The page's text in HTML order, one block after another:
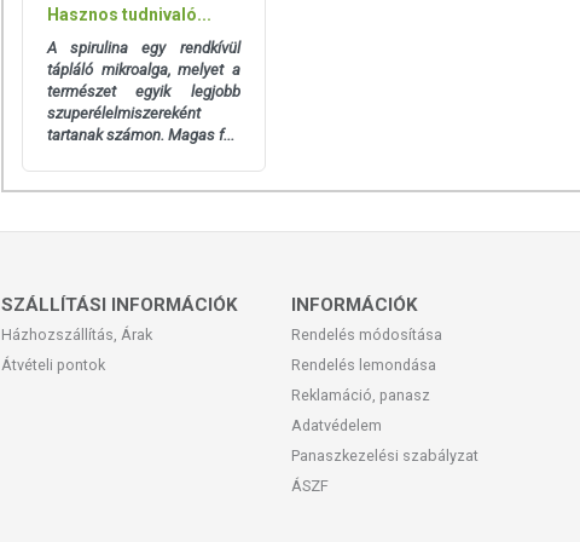
Hasznos tudnivaló...
A spirulina egy rendkívül
tápláló mikroalga, melyet a
természet egyik legjobb
szuperélelmiszereként
tartanak számon. Magas f...
SZÁLLÍTÁSI INFORMÁCIÓK
Házhozszállítás, Árak
Átvételi pontok
INFORMÁCIÓK
Rendelés módosítása
Rendelés lemondása
Reklamáció, panasz
Adatvédelem
Panaszkezelési szabályzat
ÁSZF